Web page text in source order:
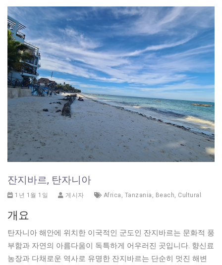
잔지바르, 탄자니아
1년 1월 1일 게시자 Africa Tanzania Beach Cultural
개요
탄자니아 해안에 위치한 이국적인 군도인 잔지바르는 문화적 풍
부함과 자연의 아름다움이 독특하게 어우러진 곳입니다. 향신료
농장과 다채로운 역사로 유명한 잔지바르는 단순히 멋진 해변